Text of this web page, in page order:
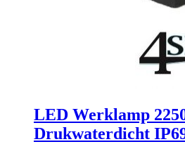
LED Werklamp
Drukwaterdicht